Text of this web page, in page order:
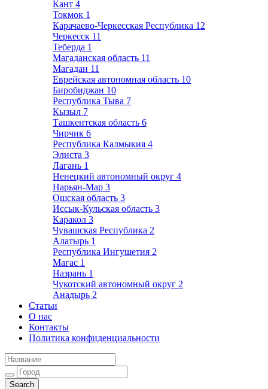
Кант 4
Токмок 1
Карачаево-Черкесская Республика 12
Черкесск 11
Теберда 1
Магаданская область 11
Магадан 11
Еврейская автономная область 10
Биробиджан 10
Республика Тыва 7
Кызыл 7
Ташкентская область 6
Чирчик 6
Республика Калмыкия 4
Элиста 3
Лагань 1
Ненецкий автономный округ 4
Нарьян-Мар 3
Ошская область 3
Иссык-Кульская область 3
Каракол 3
Чувашская Республика 2
Алатырь 1
Республика Ингушетия 2
Магас 1
Назрань 1
Чукотский автономный округ 2
Анадырь 2
Статьи
О нас
Контакты
Политика конфиденциальности